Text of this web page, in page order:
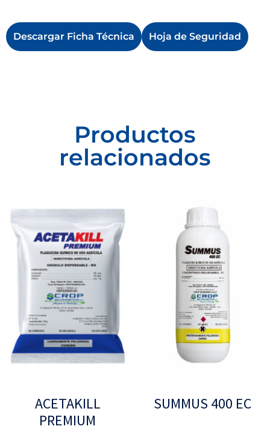
Descargar Ficha Técnica Hoja de Seguridad
Productos
relacionados
ACETAKILL
PREMIUM
SUMMUS 400 EC